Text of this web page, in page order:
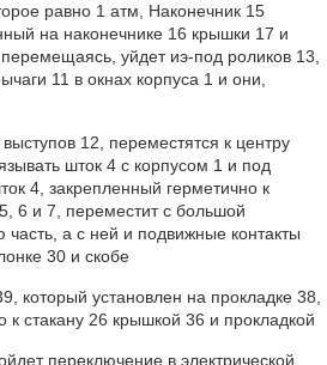
равно 1 атм, Наконечник 15
на наконечнике 16 крышки 17 и
уйдет иэ-под роликов 13,
11 в окнах корпуса 1 и они,
12, переместятся к центру
шток 4 с корпусом 1 и под
4, закрепленный герметично к
6 и 7, переместит с большой
часть, а с ней и подвижные контакты
30 и скобе
который установлен на прокладке 38,
к стакану 26 крышкой 36 и прокладкой
переключение в электрической